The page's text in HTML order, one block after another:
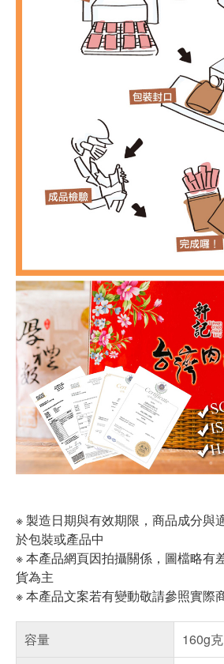
※ 製造日期與有效期限，商品成分與
於包裝或產品中
※ 本產品網頁因拍攝關係，圖檔略有
貨為主
※ 本產品文案若有變動敬請參照實際
容量
160g克